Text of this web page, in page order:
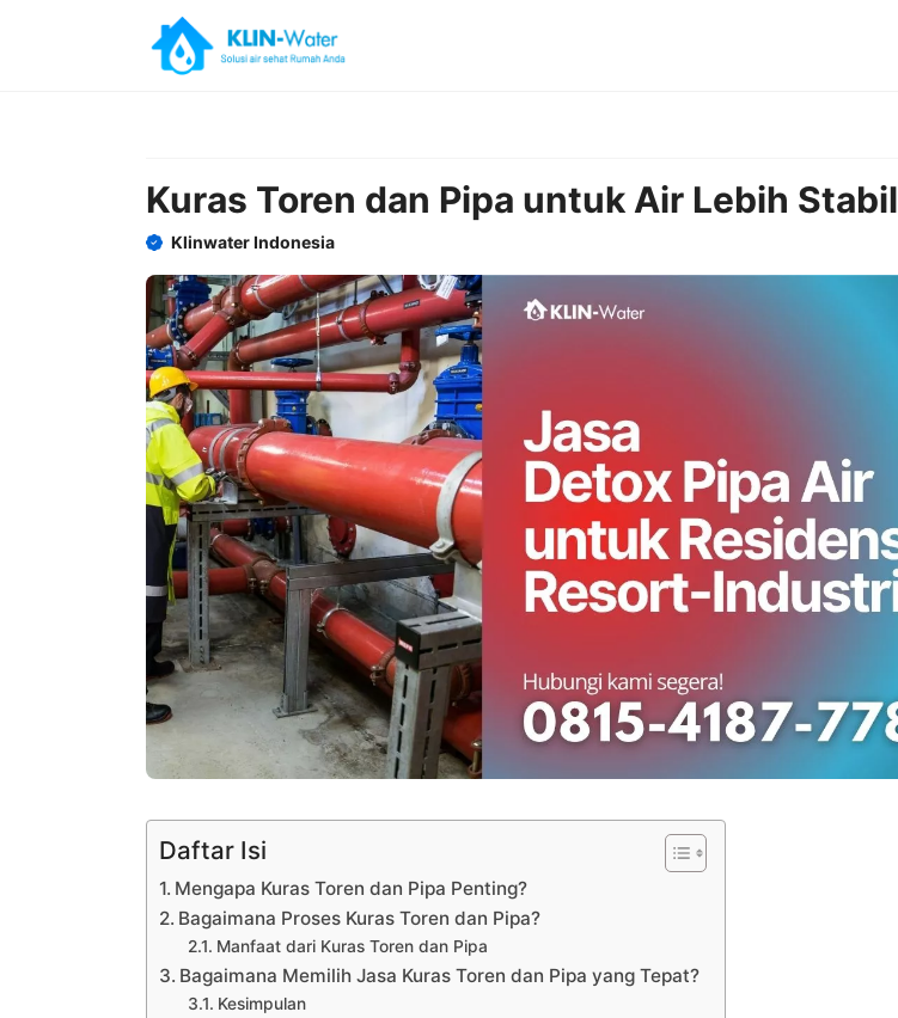
Kuras Toren dan Pipa untuk Air Lebih Stabil
Klinwater Indonesia
Daftar Isi
Mengapa Kuras Toren dan Pipa Penting?
Bagaimana Proses Kuras Toren dan Pipa?
Manfaat dari Kuras Toren dan Pipa
Bagaimana Memilih Jasa Kuras Toren dan Pipa yang Tepat?
Kesimpulan